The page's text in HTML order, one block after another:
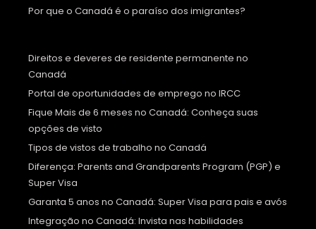
Por que o Canadá é o paraíso dos imigrantes?
Direitos e deveres de residente permanente no
Canadá
Portal de oportunidades de emprego no IRCC
Fique Mais de 6 meses no Canadá: Conheça suas
opções de visto
Tipos de vistos de trabalho no Canadá
Diferença: Parents and Grandparents Program (PGP) e
Super Visa
Garanta 5 anos no Canadá: Super Visa para pais e avós
Integração no Canadá: Invista nas habilidades